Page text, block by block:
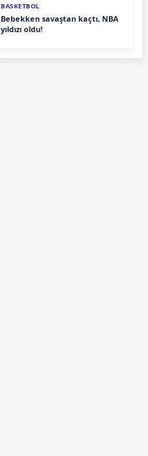
BASKETBOL
Bebekken savaştan kaçtı, NBA
yıldızı oldu!